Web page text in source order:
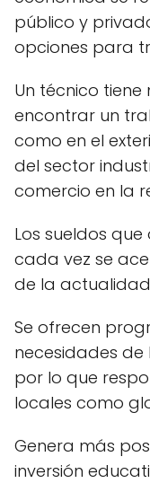
público y
opciones para
Un técnico
encontrar un
como en el
del sector
comercio en la
Los sueldos
cada vez se
de la
Se ofrecen
necesidades de
por lo que
locales como
Genera más
inversión